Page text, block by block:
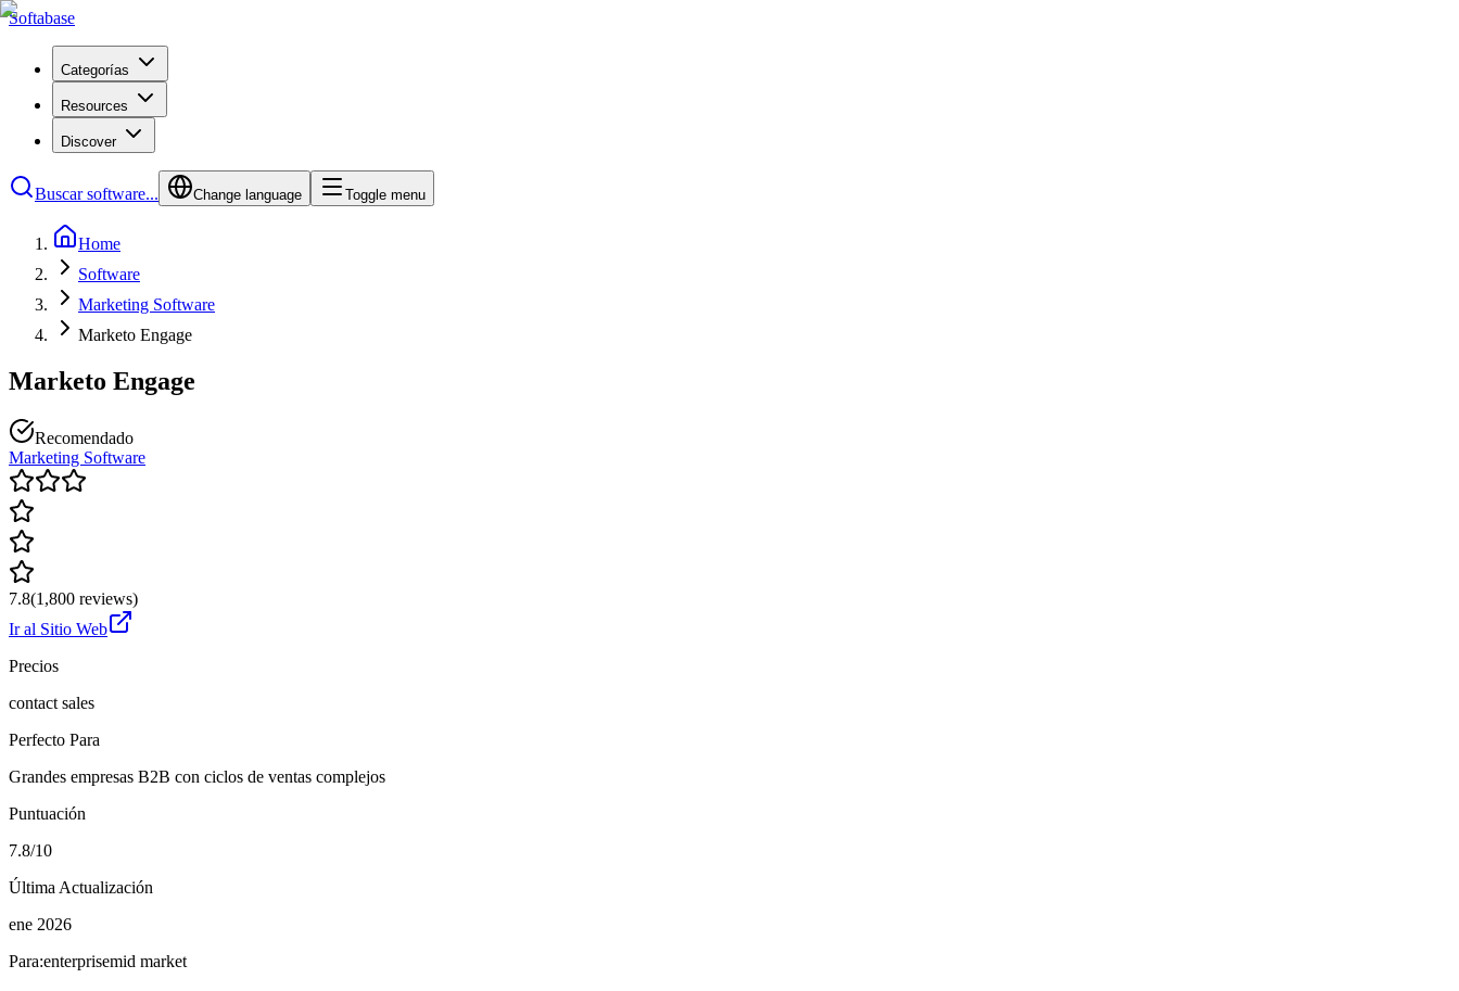
Softabase
Categorías
Resources
Discover
Buscar software... Change language Toggle menu
Home
Software
Marketing Software
Marketo Engage
Marketo Engage
Recomendado
Marketing Software
7.8(1,800 reviews)
Ir al Sitio Web
Precios
contact sales
Perfecto Para
Grandes empresas B2B con ciclos de ventas complejos
Puntuación
7.8/10
Última Actualización
ene 2026
Para:enterprisemid market